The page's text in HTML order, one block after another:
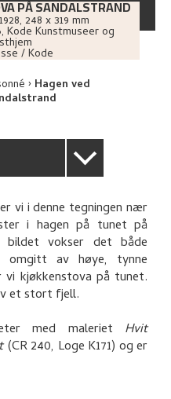
PÅ SANDALSTRAND
, 248 x 319 mm
Kunstmuseer og
/ Kode
Hagen ved
vi i denne tegningen nær
i hagen på tunet på
bildet vokser det både
omgitt av høye, tynne
kjøkkenstova på tunet.
et stort fjell.
med maleriet Hvit
(CR 240, Loge K171) og er